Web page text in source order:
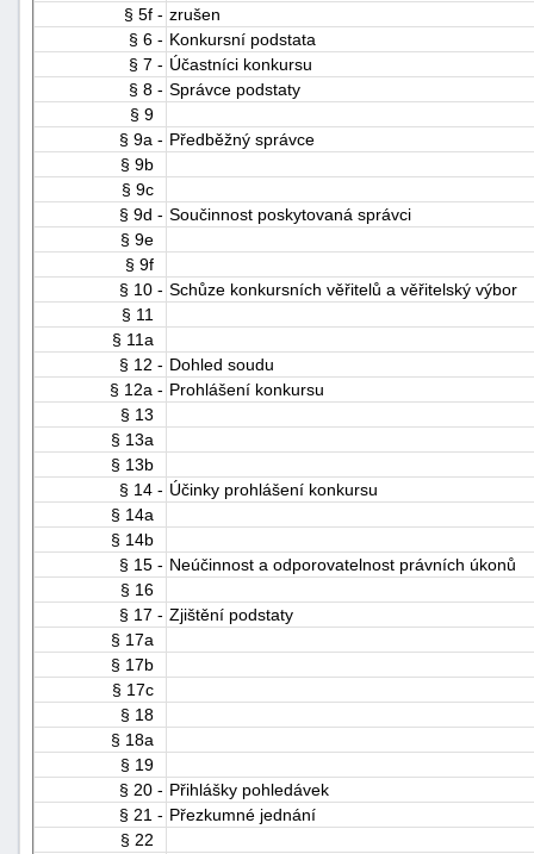
§ 5f - zrušen
§ 6 - Konkursní podstata
§ 7 - Účastníci konkursu
§ 8 - Správce podstaty
§ 9
§ 9a - Předběžný správce
§ 9b
§ 9c
§ 9d - Součinnost poskytovaná správci
§ 9e
§ 9f
§ 10 - Schůze konkursních věřitelů a věřitelský výbor
§ 11
§ 11a
§ 12 - Dohled soudu
§ 12a - Prohlášení konkursu
§ 13
§ 13a
§ 13b
§ 14 - Účinky prohlášení konkursu
§ 14a
§ 14b
§ 15 - Neúčinnost a odporovatelnost právních úkonů
§ 16
§ 17 - Zjištění podstaty
§ 17a
§ 17b
§ 17c
§ 18
§ 18a
§ 19
§ 20 - Přihlášky pohledávek
§ 21 - Přezkumné jednání
§ 22
-
náhrady